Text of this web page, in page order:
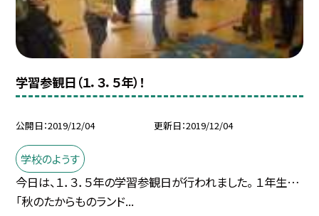
学習参観日（１．３．５年）！
公開日 2019/12/04 更新日 2019/12/04
学校のようす
今日は、１．３．５年の学習参観日が行われました。 １年生…
「秋のたからものランド...